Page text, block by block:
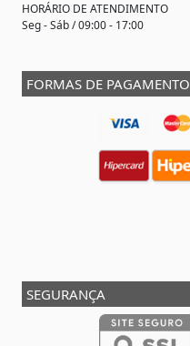
HORÁRIO DE ATENDIMENTO
Seg - Sáb / 09:00 - 17:00
FORMAS DE PAGAMENTO
SEGURANÇA